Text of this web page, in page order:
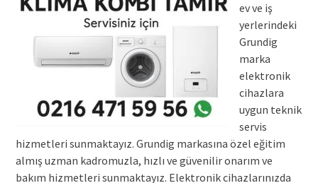
ev ve iş
yerlerindeki
Grundig
marka
elektronik
cihazlara
uygun teknik
servis
hizmetleri sunmaktayız. Grundig markasına özel eğitim
almış uzman kadromuzla, hızlı ve güvenilir onarım ve
bakım hizmetleri sunmaktayız. Elektronik cihazlarınızda